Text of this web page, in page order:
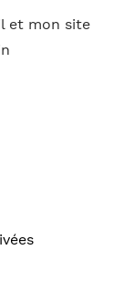
et mon site